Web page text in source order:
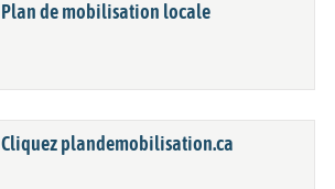
Plan de mobilisation locale
Cliquez plandemobilisation.ca